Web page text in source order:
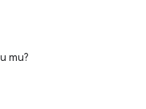
mu?